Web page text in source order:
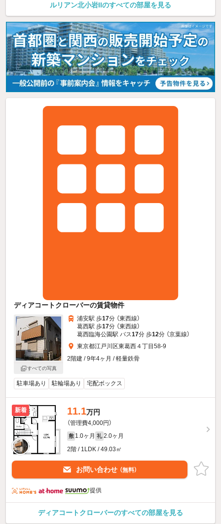
ルリアン北小岩IIのすべての部屋を見る
ディアコートクローバーの賃貸物件
すべての写真
浦安駅 歩17分 （東西線）
葛西駅 歩17分 （東西線）
葛西臨海公園駅 バス17分 歩12分 （京葉線）
東京都江戸川区東葛西４丁目58-9
2階建 / 9年4ヶ月 / 軽量鉄骨
駐車場あり 駐輪場あり 宅配ボックス
新着 11.1万円
（管理費4,000円）
敷 1.0ヶ月 礼 2.0ヶ月
2階 / 1LDK / 49.03㎡
お問い合わせ （無料）
提供
ディアコートクローバーのすべての部屋を見る